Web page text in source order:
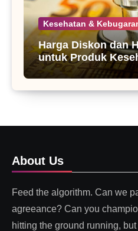
Kesehatan &
Harga Diskon dan
untuk Produk
About Us
Feed the algorithm. Can we
agreeance? Can you
hitting the ground running,